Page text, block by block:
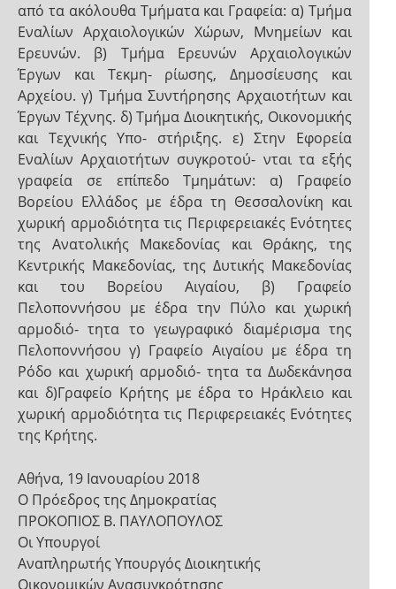
από τα ακόλουθα Τμήματα και Γραφεία: α) Τμήμα
Εναλίων Αρχαιολογικών Χώρων, Μνημείων και
Ερευνών. β) Τμήμα Ερευνών Αρχαιολογικών
Έργων και Τεκμη- ρίωσης, Δημοσίευσης και
Αρχείου. γ) Τμήμα Συντήρησης Αρχαιοτήτων και
Έργων Τέχνης. δ) Τμήμα Διοικητικής, Οικονομικής
και Τεχνικής Υπο- στήριξης. ε) Στην Εφορεία
Εναλίων Αρχαιοτήτων συγκροτού- νται τα εξής
γραφεία σε επίπεδο Τμημάτων: α) Γραφείο
Βορείου Ελλάδος με έδρα τη Θεσσαλονίκη και
χωρική αρμοδιότητα τις Περιφερειακές Ενότητες
της Ανατολικής Μακεδονίας και Θράκης, της
Κεντρικής Μακεδονίας, της Δυτικής Μακεδονίας
και του Βορείου Αιγαίου, β) Γραφείο
Πελοποννήσου με έδρα την Πύλο και χωρική
αρμοδιό- τητα το γεωγραφικό διαμέρισμα της
Πελοποννήσου γ) Γραφείο Αιγαίου με έδρα τη
Ρόδο και χωρική αρμοδιό- τητα τα Δωδεκάνησα
και δ)Γραφείο Κρήτης με έδρα το Ηράκλειο και
χωρική αρμοδιότητα τις Περιφερειακές Ενότητες
της Κρήτης.
Αθήνα, 19 Ιανουαρίου 2018
Ο Πρόεδρος της Δημοκρατίας
ΠΡΟΚΟΠΙΟΣ Β. ΠΑΥΛΟΠΟΥΛΟΣ
Οι Υπουργοί
Αναπληρωτής Υπουργός Διοικητικής
Οικονομικών Ανασυγκρότησης